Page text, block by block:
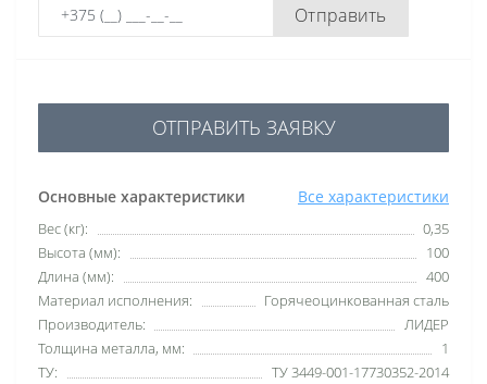
Отправить
Основные характеристики Все характеристики
Вес (кг):
0,35
Высота (мм):
100
Длина (мм):
400
Материал исполнения:
Горячеоцинкованная сталь
Производитель:
ЛИДЕР
Толщина металла, мм:
1
ТУ:
ТУ 3449-001-17730352-2014
ОТПРАВИТЬ ЗАЯВКУ